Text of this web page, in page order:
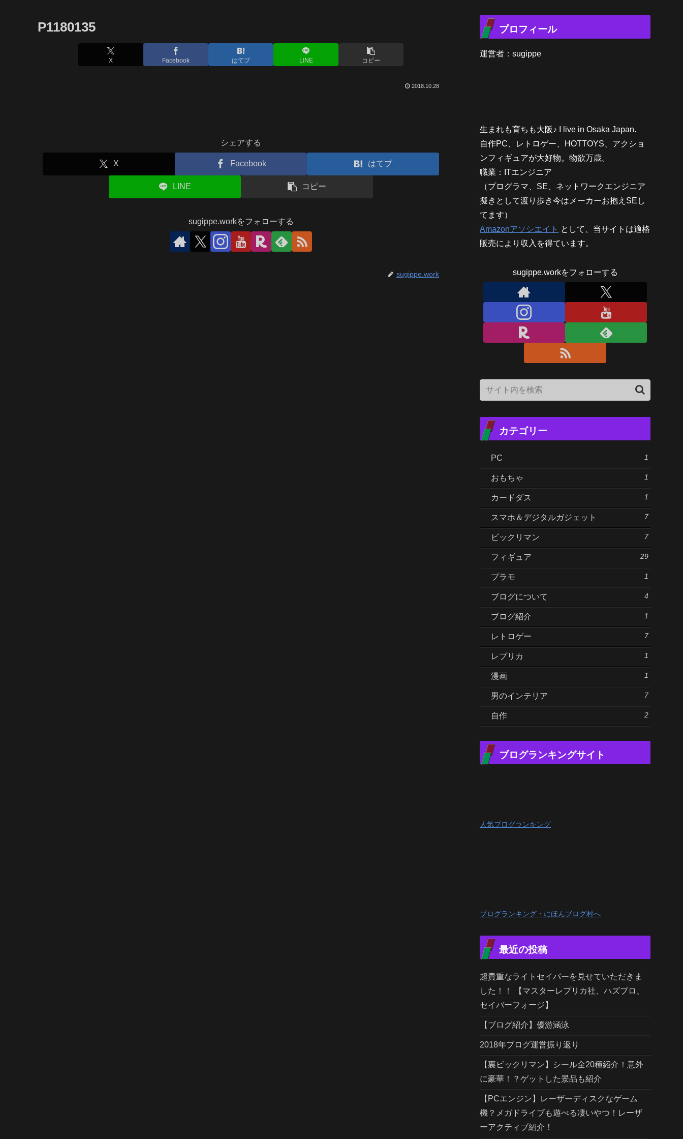
P1180135
X Facebook はてブ LINE コピー
2018.10.28
シェアする
X Facebook はてブ
LINE コピー
sugippe.workをフォローする
sugippe.work
プロフィール
運営者：sugippe
生まれも育ちも大阪♪ I live in Osaka Japan.
自作PC、レトロゲー、HOTTOYS、アクショ
ンフィギュアが大好物。物欲万歳。
職業：ITエンジニア
（プログラマ、SE、ネットワークエンジニア
擬きとして渡り歩き今はメーカーお抱えSEし
てます）
Amazonアソシエイト として、当サイトは適格
販売により収入を得ています。
sugippe.workをフォローする
カテゴリー
PC 1
おもちゃ 1
カードダス 1
スマホ＆デジタルガジェット 7
ビックリマン 7
フィギュア 29
プラモ 1
ブログについて 4
ブログ紹介 1
レトロゲー 7
レプリカ 1
漫画 1
男のインテリア 7
自作 2
ブログランキングサイト
人気ブログランキング
ブログランキング・にほんブログ村へ
最近の投稿
超貴重なライトセイバーを見せていただきま
した！！ 【マスターレプリカ社、ハズブロ、
セイバーフォージ】
【ブログ紹介】優游涵泳
2018年ブログ運営振り返り
【裏ビックリマン】シール全20種紹介！意外
に豪華！？ゲットした景品も紹介
【PCエンジン】レーザーディスクなゲーム
機？メガドライブも遊べる凄いやつ！レーザ
ーアクティブ紹介！